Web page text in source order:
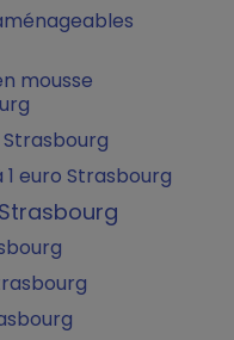
mousse
euro Strasbourg